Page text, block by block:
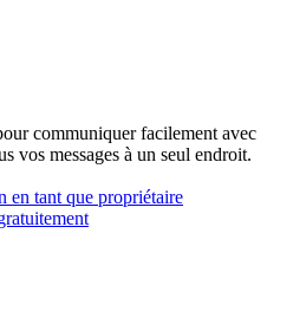
communiquer facilement avec
vos messages à un seul endroit.
en tant que propriétaire